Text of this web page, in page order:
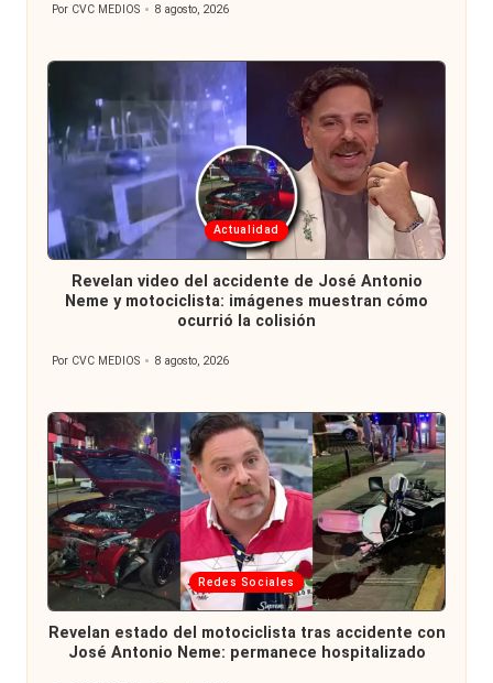
Publicado
Por CVC MEDIOS 8 agosto, 2026
Publicada
en
Actualidad
Revelan video del accidente de José Antonio
Neme y motociclista: imágenes muestran cómo
ocurrió la colisión
Publicado
Por CVC MEDIOS 8 agosto, 2026
Publicada
en
Redes Sociales
Revelan estado del motociclista tras accidente con
José Antonio Neme: permanece hospitalizado